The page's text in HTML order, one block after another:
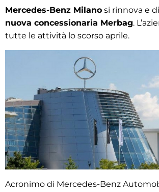
Mercedes-Benz Milano si rinnova e
nuova concessionaria Merbag.
tutte le attività lo scorso aprile.
Acronimo di Mercedes-Benz